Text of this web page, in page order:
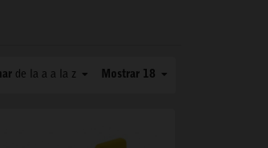
Mostrar 18
de la a a la z